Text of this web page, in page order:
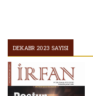
DEKABR 2023 SAYISI